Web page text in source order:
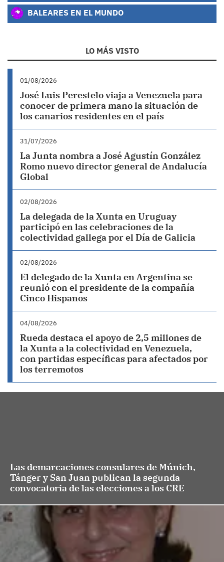
BALEARES EN EL MUNDO
LO MÁS VISTO
01/08/2026
José Luis Perestelo viaja a Venezuela para
conocer de primera mano la situación de
los canarios residentes en el país
31/07/2026
La Junta nombra a José Agustín González
Romo nuevo director general de Andalucía
Global
02/08/2026
La delegada de la Xunta en Uruguay
participó en las celebraciones de la
colectividad gallega por el Día de Galicia
02/08/2026
El delegado de la Xunta en Argentina se
reunió con el presidente de la compañía
Cinco Hispanos
04/08/2026
Rueda destaca el apoyo de 2,5 millones de
la Xunta a la colectividad en Venezuela,
con partidas específicas para afectados por
los terremotos
Las demarcaciones consulares de Múnich,
Tánger y San Juan publican la segunda
convocatoria de las elecciones a los CRE